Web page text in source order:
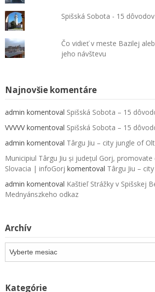
Spišská Sobota - 15
Čo vidieť v meste Bazilej
jeho návštevu
Najnovšie komentáre
admin komentoval Spišská Sobota – 15
VVVVVkomentoval Spišská Sobota – 15
admin komentoval Târgu Jiu – city jungle of
Municipiul Târgu Jiu și județul Gorj, promovate
Slovacia | infoGorj komentoval Târgu Jiu –
admin komentoval Kaštieľ Strážky v Spišskej
Mednyánszkeho odkaz
Archív
Archív
Kategórie